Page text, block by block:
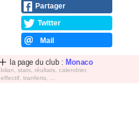
Partager
Twitter
Mail
la page du club : Monaco
bilan, stats, réultats, calendrier,
effectif, tranferts, ...